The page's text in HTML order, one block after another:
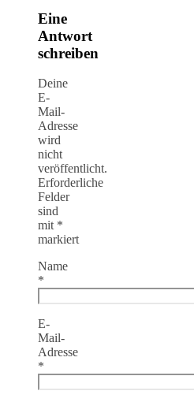
Eine
Antwort
schreiben
Deine
E-
Mail-
Adresse
wird
nicht
veröffentlicht.
Erforderliche
Felder
sind
mit *
markiert
Name
*
E-
Mail-
Adresse
*